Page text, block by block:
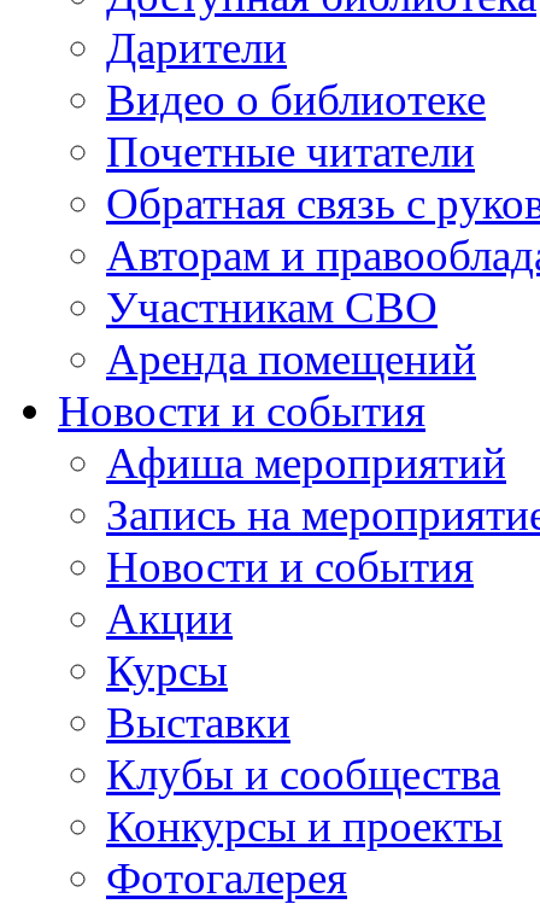
Дарители
Видео о библиотеке
Почетные читатели
Обратная связь с
Авторам и
Участникам СВО
Аренда помещений
Новости и события
Афиша мероприятий
Запись на
Новости и события
Акции
Курсы
Выставки
Клубы и сообщества
Конкурсы и проекты
Фотогалерея